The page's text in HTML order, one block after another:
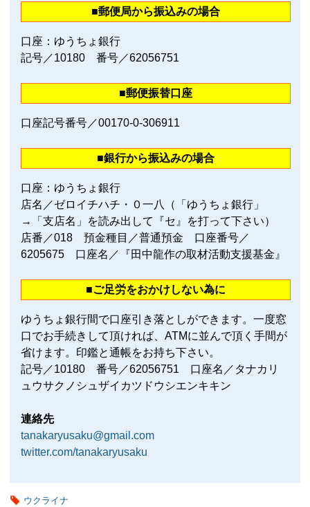
■郵便局から振込みの場合
口座：ゆうちょ銀行
記号／10180 番号／62056751
■郵便振替口座
口座記号番号／00170‐0‐306911
■銀行から振込みの場合
口座：ゆうちょ銀行
店名／ゼロイチハチ・０一八（「ゆうちょ銀行」
→「支店名」を読み出して『セ』を打って下さい）
店番／018 預金種目／普通預金 口座番号／
6205675 口座名／『田中龍作の取材活動支援基金』
■ご足労をおかけしない為に
ゆうちょ銀行間で口座引き落としができます。一度窓
口でお手続きして頂ければ、ATMに並んで頂く手間が
省けます。印鑑と通帳をお持ち下さい。
記号／10180 番号／62056751 口座名／タナカリ
ュウサクノシュザイカツドウシエンキキン
連絡先
tanakaryusaku@gmail.com
twitter.com/tanakaryusaku
ウクライナ